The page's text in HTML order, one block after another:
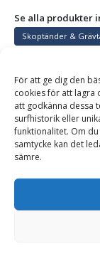
För att ge dig den
cookies för att lagra
att godkänna dessa
surfhistorik eller
funktionalitet. Om
samtycke kan det
sämre.
Se alla produkter
Skoptänder &
BESKRIVNING
Rivartand –
exempelvis
att användas vid
som har en